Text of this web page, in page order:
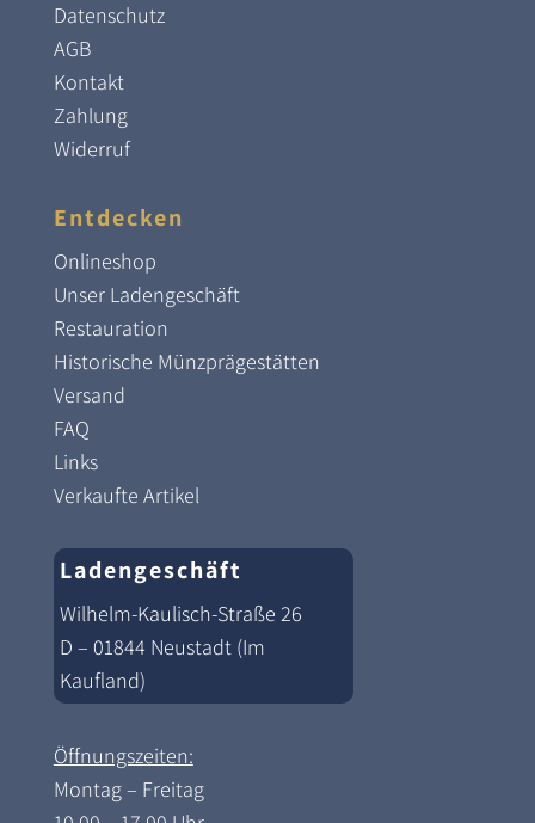
Datenschutz
AGB
Kontakt
Zahlung
Widerruf
Entdecken
Onlineshop
Unser Ladengeschäft
Restauration
Historische Münzprägestätten
Versand
FAQ
Links
Verkaufte Artikel
Ladengeschäft
Wilhelm-Kaulisch-Straße 26
D – 01844 Neustadt (Im
Kaufland)
Öffnungszeiten:
Montag – Freitag